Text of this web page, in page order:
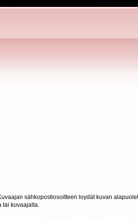
sähkopostiosoitteen loydät kuvan
tai kuvaajalta.